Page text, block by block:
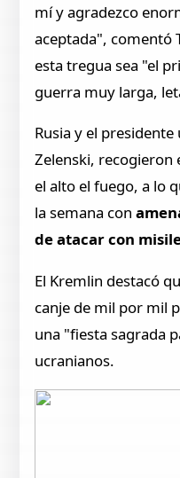
mí y agradezco
aceptada", comentó
esta tregua sea "el
guerra muy larga,
Rusia y el
Zelenski,
el alto el fuego, a lo
la semana con
de atacar con
El Kremlin destacó
canje de mil por mil
una "fiesta sagrada
ucranianos.